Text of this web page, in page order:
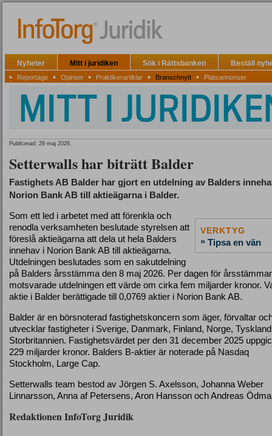
Nyheter Mitt i juridiken Sök i Rättsbanken Beställ
▪ Reportage ▪ Opinion ▪ Praktikerartiklar ▪ Branschnytt ▪ Platsannonser
Publicerad: 29 maj 2026,
Setterwalls har biträtt Balder
Fastighets AB Balder har gjort en utdelning av Balders
Norion Bank AB till aktieägarna i Balder.
VERKTYG
» Tipsa en vän
Som ett led i arbetet med att förenkla och
renodla verksamheten beslutade styrelsen att
föreslå aktieägarna att dela ut hela Balders
innehav i Norion Bank AB till aktieägarna.
Utdelningen beslutades som en sakutdelning
på Balders årsstämma den 8 maj 2026. Per dagen för
motsvarade utdelningen ett värde om cirka fem miljarder kronor.
aktie i Balder berättigade till 0,0769 aktier i Norion Bank AB.
Balder är en börsnoterad fastighetskoncern som äger, förvaltar
utvecklar fastigheter i Sverige, Danmark, Finland, Norge,
Storbritannien. Fastighetsvärdet per den 31 december 2025
229 miljarder kronor. Balders B-aktier är noterade på Nasdaq
Stockholm, Large Cap.
Setterwalls team bestod av Jörgen S. Axelsson, Johanna Weber
Linnarsson, Anna af Petersens, Aron Hansson och Andreas
Redaktionen InfoTorg Juridik